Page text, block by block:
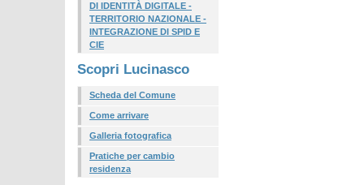
DI IDENTITÀ DIGITALE -
TERRITORIO NAZIONALE -
INTEGRAZIONE DI SPID E
CIE
Scopri Lucinasco
Scheda del Comune
Come arrivare
Galleria fotografica
Pratiche per cambio
residenza